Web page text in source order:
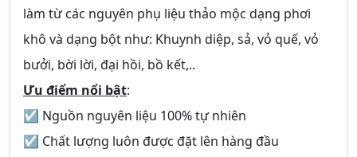
làm từ các nguyên phụ liệu thảo mộc dạng phơi
khô và dạng bột như: Khuynh diệp, sả, vỏ quế, vỏ
bưởi, bời lời, đại hồi, bồ kết,..
Ưu điểm nổi bật:
☑ Nguồn nguyên liệu 100% tự nhiên
☑ Chất lượng luôn được đặt lên hàng đầu